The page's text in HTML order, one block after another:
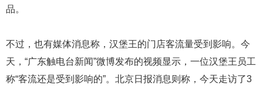
品。
不过，也有媒体消息称，汉堡王的门店客流量受到影响。今
天，“广东触电台新闻”微博发布的视频显示，一位汉堡王员工
称“客流还是受到影响的”。北京日报消息则称，今天走访了3